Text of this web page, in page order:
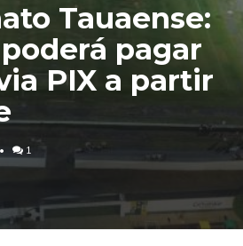
Tauaense:
pagar
PIX a partir
1